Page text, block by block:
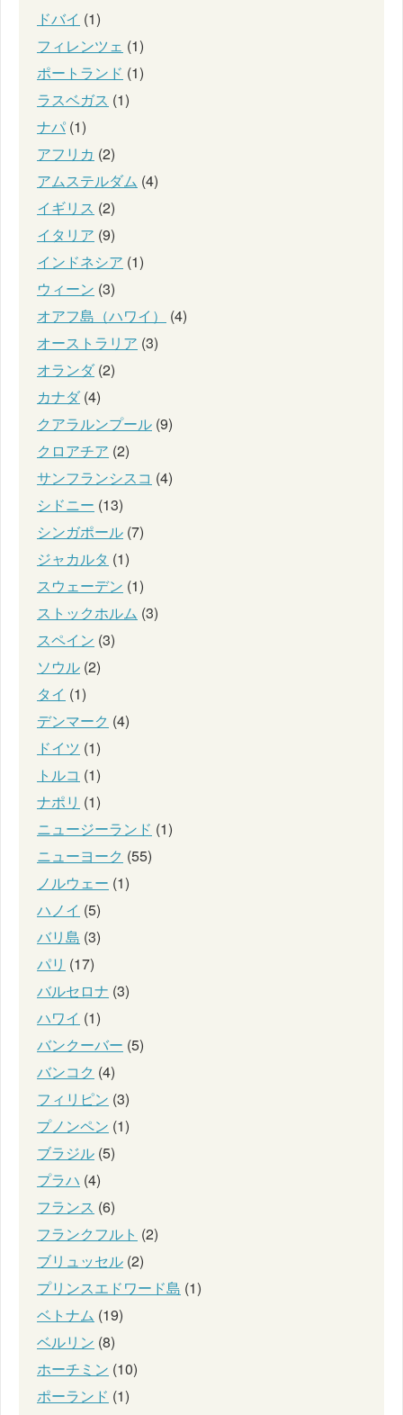
ドバイ (1)
フィレンツェ (1)
ポートランド (1)
ラスベガス (1)
ナパ (1)
アフリカ (2)
アムステルダム (4)
イギリス (2)
イタリア (9)
インドネシア (1)
ウィーン (3)
オアフ島（ハワイ）
(4)
オーストラリア (3)
オランダ(2)
カナダ(4)
クアラルンプール (9)
クロアチア (2)
サンフランシスコ (4)
シドニー (13)
シンガポール (7)
ジャカルタ (1)
スウェーデン (1)
ストックホルム (3)
スペイン (3)
ソウル (2)
タイ (1)
デンマーク (4)
ドイツ (1)
トルコ (1)
ナポリ (1)
ニュージーランド (1)
ニューヨーク (55)
ノルウェー (1)
ハノイ (5)
バリ島 (3)
パリ (17)
バルセロナ (3)
ハワイ (1)
バンクーバー (5)
バンコク (4)
フィリピン (3)
プノンペン (1)
ブラジル (5)
プラハ (4)
フランス (6)
フランクフルト (2)
ブリュッセル (2)
プリンスエドワード島 (1)
ベトナム (19)
ベルリン (8)
ホーチミン (10)
ポーランド (1)